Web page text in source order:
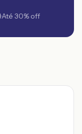
Até 30% off